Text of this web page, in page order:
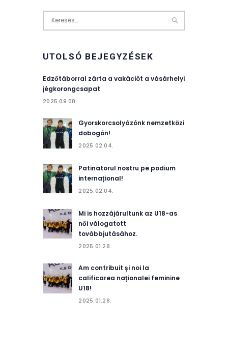
UTOLSÓ BEJEGYZÉSEK
Edzőtáborral zárta a vakációt a vásárhelyi
jégkorongcsapat
2025.09.08.
Gyorskorcsolyázónk nemzetközi
dobogón!
2025.02.04.
Patinatorul nostru pe podium
internațional!
2025.02.04.
Mi is hozzájárultunk az U18-as
női válogatott
továbbjutásához.
2025.01.28.
Am contribuit și noi la
calificarea naționalei feminine
U18!
2025.01.28.